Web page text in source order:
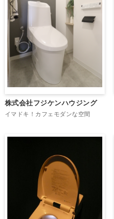
株式会社フジケンハウジング
イマドキ！カフェモダンな空間